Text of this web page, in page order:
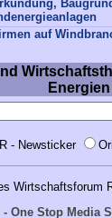
auf
Energien
- Newsticker
Wirtschaftsforum
- One Stop Media